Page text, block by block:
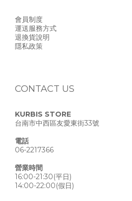
會員制度
運送服務方式
退換貨說明
隱私政策
CONTACT US
KURBIS STORE
台南市中西區友愛東街33號
電話
06-2217366
營業時間
16:00-21:30(平日)
14:00-22:00(假日)